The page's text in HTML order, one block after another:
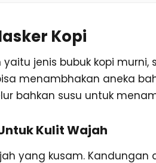
Kopi
jenis bubuk kopi
menambhakan aneka
bahkan susu untuk
Kulit Wajah
yang kusam.